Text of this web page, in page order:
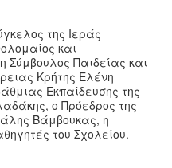
της Ιεράς
και
Παιδείας και
Κρήτης Ελένη
Εκπαίδευσης της
ο Πρόεδρος της
Βάμβουκας, η
του Σχολείου.